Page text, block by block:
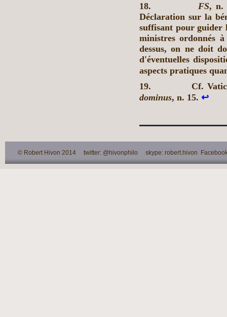
18.
FS, n.
Déclaration sur la
suffisant pour guider
ministres ordonnés
dessus, on ne doit
d'éventuelles
aspects pratiques
19.
Cf.
dominus, n. 15. ↩
© Robert Hivon 2014 twitter: @hivonphilo skype: robert.hivon